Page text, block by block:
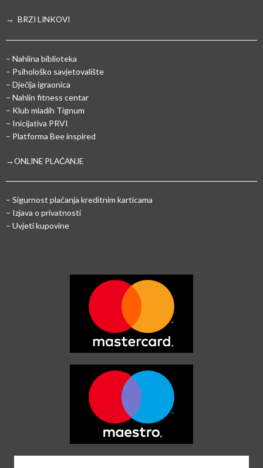
→ BRZI LINKOVI
– Nahlina biblioteka
– Psihološko savjetovalište
– Dječija igraonica
– Nahlin fitness centar
– Klub mladih Tignum
– Inicijativa PRVI
– Platforma Bee inspired
→ONLINE PLAĆANJE
– Sigurnost plaćanja kreditnim karticama
– Izjava o privatnosti
– Uvjeti kupovine